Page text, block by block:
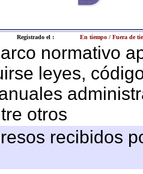
Registrado el : En tiempo / Fuera de
normativo
leyes,
otros
recibidos